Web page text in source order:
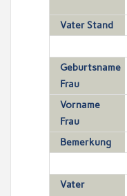
Vater Stand
Geburtsname
Frau
Vorname
Frau
Bemerkung
Vater